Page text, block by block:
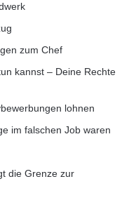
zum Chef
kannst – Deine Rechte
lohnen
im falschen Job waren
die Grenze zur